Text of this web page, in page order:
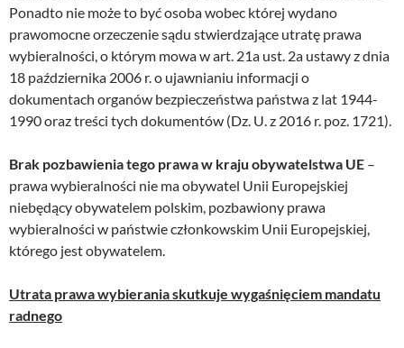
Ponadto nie może to być osoba wobec której wydano
prawomocne orzeczenie sądu stwierdzające utratę prawa
wybieralności, o którym mowa w art. 21a ust. 2a ustawy z dnia
18 października 2006 r. o ujawnianiu informacji o
dokumentach organów bezpieczeństwa państwa z lat 1944-
1990 oraz treści tych dokumentów (Dz. U. z 2016 r. poz. 1721).
Brak pozbawienia tego prawa w kraju obywatelstwa UE –
prawa wybieralności nie ma obywatel Unii Europejskiej
niebędący obywatelem polskim, pozbawiony prawa
wybieralności w państwie członkowskim Unii Europejskiej,
którego jest obywatelem.
Utrata prawa wybierania skutkuje wygaśnięciem mandatu
radnego